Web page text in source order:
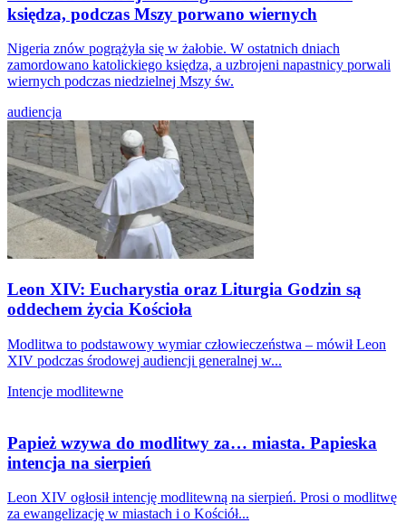
księdza, podczas Mszy porwano wiernych
Nigeria znów pogrążyła się w żałobie. W ostatnich dniach
zamordowano katolickiego księdza, a uzbrojeni napastnicy porwali
wiernych podczas niedzielnej Mszy św.
audiencja
Leon XIV: Eucharystia oraz Liturgia Godzin są
oddechem życia Kościoła
Modlitwa to podstawowy wymiar człowieczeństwa – mówił Leon
XIV podczas środowej audiencji generalnej w...
Intencje modlitewne
Papież wzywa do modlitwy za… miasta. Papieska
intencja na sierpień
Leon XIV ogłosił intencję modlitewną na sierpień. Prosi o modlitwę
za ewangelizację w miastach i o Kościół...